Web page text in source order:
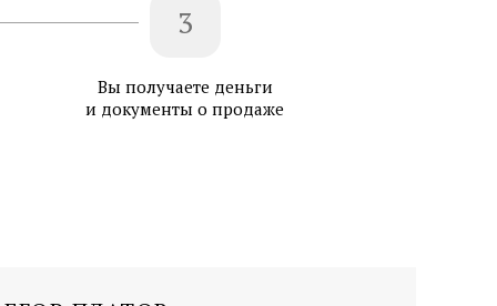
3
Вы получаете деньги
и документы о продаже